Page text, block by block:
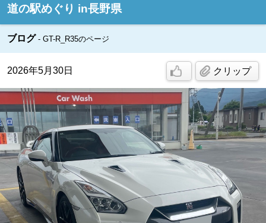
道の駅めぐり in長野県
ブログ GT-R_R35のページ
2026年5月30日 クリップ